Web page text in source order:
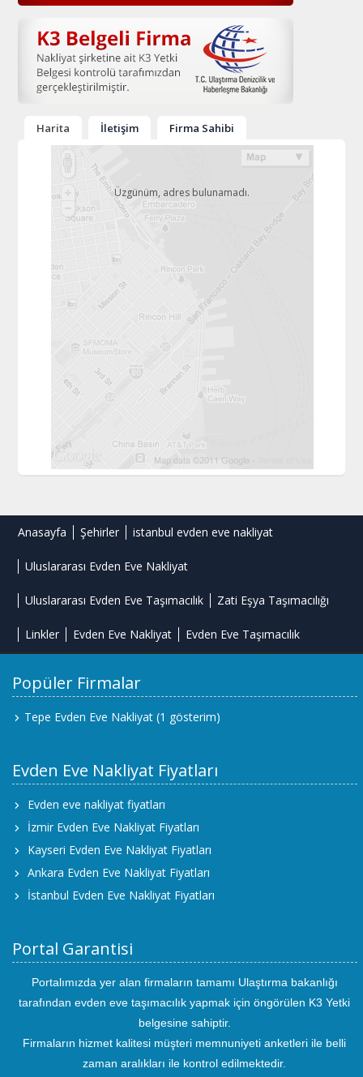
Harita İletişim Firma Sahibi
Üzgünüm, adres bulunamadı.
Anasayfa Şehirler istanbul evden eve nakliyat
Uluslararası Evden Eve Nakliyat
Uluslararası Evden Eve Taşımacılık Zati Eşya Taşımacılığı
Linkler Evden Eve Nakliyat Evden Eve Taşımacılık
Popüler Firmalar
Tepe Evden Eve Nakliyat (1 gösterim)
Evden Eve Nakliyat Fiyatları
Evden eve nakliyat fiyatları
İzmir Evden Eve Nakliyat Fiyatları
Kayseri Evden Eve Nakliyat Fiyatları
Ankara Evden Eve Nakliyat Fiyatları
İstanbul Evden Eve Nakliyat Fiyatları
Portal Garantisi
Portalımızda yer alan firmaların tamamı Ulaştırma bakanlığı
tarafından evden eve taşımacılık yapmak için öngörülen K3 Yetki
belgesine sahiptir.
Firmaların hizmet kalitesi müşteri memnuniyeti anketleri ile belli
zaman aralıkları ile kontrol edilmektedir.